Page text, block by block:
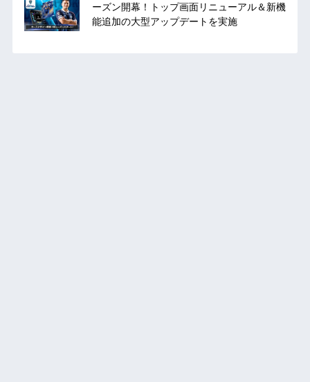
ーズン開幕！トップ画面リニューアル＆新機
能追加の大型アップデートを実施